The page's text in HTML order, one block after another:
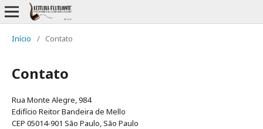
Início / Contato
Contato
Rua Monte Alegre, 984
Edifício Reitor Bandeira de Mello
CEP 05014-901 São Paulo, São Paulo